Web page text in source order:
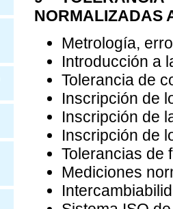
NORMALIZADAS
Metrología,
Introducción a
Tolerancia de
Inscripción de
Inscripción de
Inscripción de
Tolerancias de
Mediciones